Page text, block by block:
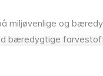
og
strikkeprojekter.